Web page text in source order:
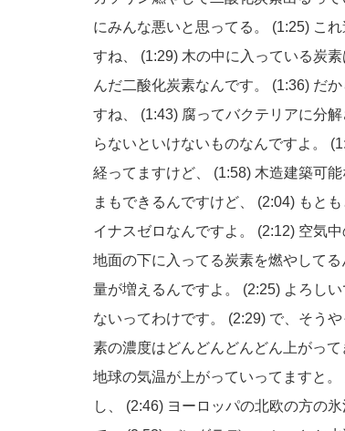
にみんな悪いと思ってる。
(1:25) こ
すね、
(1:29) 木の中に入っている炭素
んだ二酸化炭素なんです。
(1:36) だ
すね、
(1:43) 腐ってバクテリアに分解
らないといけないものなんですよ。
経ってますけど、
(1:58) 木造建築可能
まもできるんですけど、
(2:04) もと
イナスゼロなんですよ。
(2:12) 空気中
地面の下に入ってる炭素を燃やしてる
量が増えるんですよ。
(2:25) よろしい
ないってわけです。
(2:29) で、そう
素の濃度はどんどんどんどん上がって
地球の気温が上がっていってますと。
し、
(2:46) ヨーロッパの北欧の方の